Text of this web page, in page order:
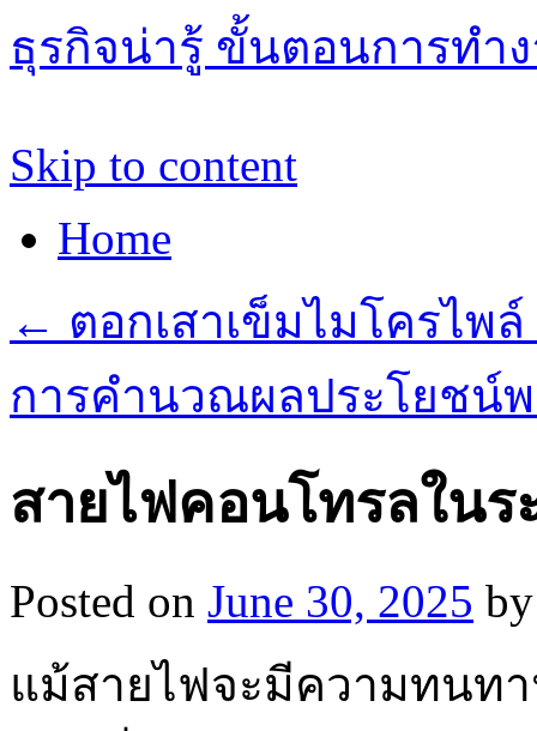
ธุรกิจน่ารู้ ขั้นตอนการทำ
Skip to content
Home
← ตอกเสาเข็มไมโครไพ
การคำนวณผลประโยชน์
สายไฟคอนโทรลในร
Posted on June 30, 2025 by
แม้สายไฟจะมีความทนท